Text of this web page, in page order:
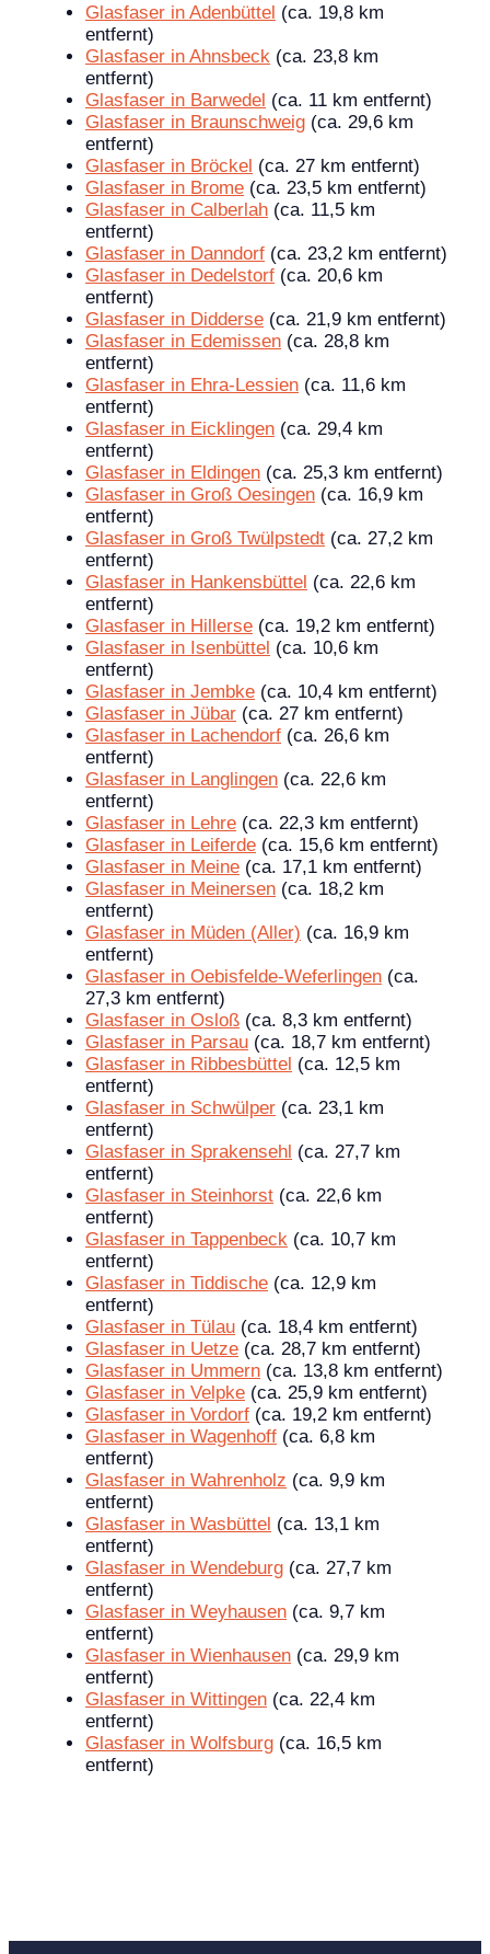
Glasfaser in Adenbüttel (ca. 19,8 km
entfernt)
Glasfaser in Ahnsbeck (ca. 23,8 km
entfernt)
Glasfaser in Barwedel (ca. 11 km entfernt)
Glasfaser in Braunschweig (ca. 29,6 km
entfernt)
Glasfaser in Bröckel (ca. 27 km entfernt)
Glasfaser in Brome (ca. 23,5 km entfernt)
Glasfaser in Calberlah (ca. 11,5 km
entfernt)
Glasfaser in Danndorf (ca. 23,2 km entfernt)
Glasfaser in Dedelstorf (ca. 20,6 km
entfernt)
Glasfaser in Didderse (ca. 21,9 km entfernt)
Glasfaser in Edemissen (ca. 28,8 km
entfernt)
Glasfaser in Ehra-Lessien (ca. 11,6 km
entfernt)
Glasfaser in Eicklingen (ca. 29,4 km
entfernt)
Glasfaser in Eldingen (ca. 25,3 km entfernt)
Glasfaser in Groß Oesingen (ca. 16,9 km
entfernt)
Glasfaser in Groß Twülpstedt (ca. 27,2 km
entfernt)
Glasfaser in Hankensbüttel (ca. 22,6 km
entfernt)
Glasfaser in Hillerse (ca. 19,2 km entfernt)
Glasfaser in Isenbüttel (ca. 10,6 km
entfernt)
Glasfaser in Jembke (ca. 10,4 km entfernt)
Glasfaser in Jübar (ca. 27 km entfernt)
Glasfaser in Lachendorf (ca. 26,6 km
entfernt)
Glasfaser in Langlingen (ca. 22,6 km
entfernt)
Glasfaser in Lehre (ca. 22,3 km entfernt)
Glasfaser in Leiferde (ca. 15,6 km entfernt)
Glasfaser in Meine (ca. 17,1 km entfernt)
Glasfaser in Meinersen (ca. 18,2 km
entfernt)
Glasfaser in Müden (Aller) (ca. 16,9 km
entfernt)
Glasfaser in Oebisfelde-Weferlingen (ca.
27,3 km entfernt)
Glasfaser in Osloß (ca. 8,3 km entfernt)
Glasfaser in Parsau (ca. 18,7 km entfernt)
Glasfaser in Ribbesbüttel (ca. 12,5 km
entfernt)
Glasfaser in Schwülper (ca. 23,1 km
entfernt)
Glasfaser in Sprakensehl (ca. 27,7 km
entfernt)
Glasfaser in Steinhorst (ca. 22,6 km
entfernt)
Glasfaser in Tappenbeck (ca. 10,7 km
entfernt)
Glasfaser in Tiddische (ca. 12,9 km
entfernt)
Glasfaser in Tülau (ca. 18,4 km entfernt)
Glasfaser in Uetze (ca. 28,7 km entfernt)
Glasfaser in Ummern (ca. 13,8 km entfernt)
Glasfaser in Velpke (ca. 25,9 km entfernt)
Glasfaser in Vordorf (ca. 19,2 km entfernt)
Glasfaser in Wagenhoff (ca. 6,8 km
entfernt)
Glasfaser in Wahrenholz (ca. 9,9 km
entfernt)
Glasfaser in Wasbüttel (ca. 13,1 km
entfernt)
Glasfaser in Wendeburg (ca. 27,7 km
entfernt)
Glasfaser in Weyhausen (ca. 9,7 km
entfernt)
Glasfaser in Wienhausen (ca. 29,9 km
entfernt)
Glasfaser in Wittingen (ca. 22,4 km
entfernt)
Glasfaser in Wolfsburg (ca. 16,5 km
entfernt)